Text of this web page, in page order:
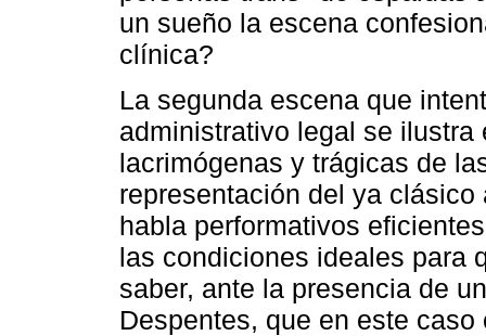
un sueño la escena
clínica?
La segunda escena que
administrativo legal se
lacrimógenas y trágicas de
representación del ya
habla performativos
las condiciones ideales para
saber, ante la presencia de
Despentes, que en este